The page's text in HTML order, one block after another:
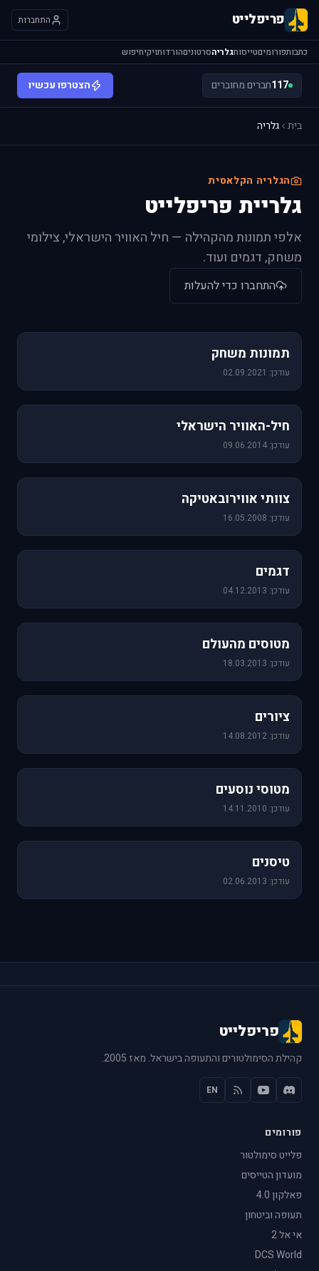
פריפלייט התחברות
כתבותפורומיםטייסותגלריהסרטוניםהורדותויקיחיפוש
117חברים מחוברים הצטרפו עכשיו
בית גלריה
הגלריה הקלאסית
גלריית פריפלייט
אלפי תמונות מהקהילה — חיל האוויר הישראלי, צילומי
משחק, דגמים ועוד.
התחברו כדי להעלות
תמונות משחק
עודכן: 02.09.2021
חיל-האוויר הישראלי
עודכן: 09.06.2014
צוותי אווירובאטיקה
עודכן: 16.05.2008
דגמים
עודכן: 04.12.2013
מטוסים מהעולם
עודכן: 18.03.2013
ציורים
עודכן: 14.08.2012
מטוסי נוסעים
עודכן: 14.11.2010
טיסנים
עודכן: 02.06.2013
פריפלייט
קהילת הסימולטורים והתעופה בישראל. מאז 2005.
EN
פורומים
פלייט סימולטור
מועדון הטייסים
פאלקון 4.0
תעופה וביטחון
אי אל 2
DCS World